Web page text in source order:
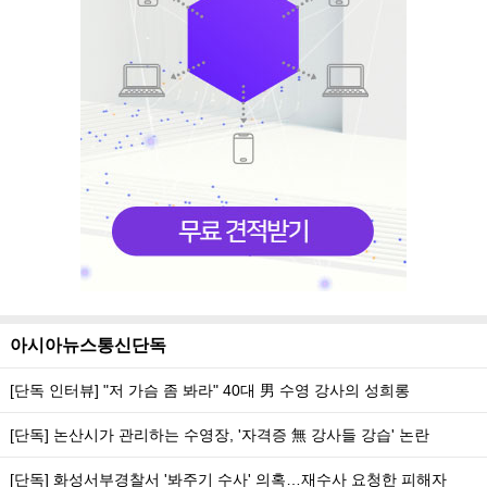
아시아뉴스통신단독
[단독 인터뷰] "저 가슴 좀 봐라" 40대 男 수영 강사의 성희롱
[단독] 논산시가 관리하는 수영장, '자격증 無 강사들 강습' 논란
[단독] 화성서부경찰서 '봐주기 수사' 의혹…재수사 요청한 피해자